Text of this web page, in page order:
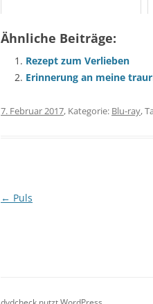
Ähnliche Beiträge:
Rezept zum Verlieben
Erinnerung an meine
7. Februar 2017, Kategorie: Blu-ray,
Beitragsnavigation
← Puls